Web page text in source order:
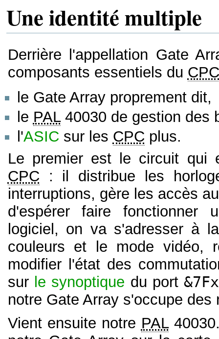
Une identité multiple
Derrière l'appellation Gate
composants essentiels du CPC
le Gate Array proprement dit,
le PAL40030 de gestion des
l'ASIC sur les CPC plus.
Le premier est le circuit qui
CPC : il distribue les
interruptions, gère les accès
d'espérer faire fonctionner
logiciel, on va s'adresser à
couleurs et le mode vidéo,
modifier l'état des
sur le synoptique du port
notre Gate Array s'occupe
Vient ensuite notre PAL